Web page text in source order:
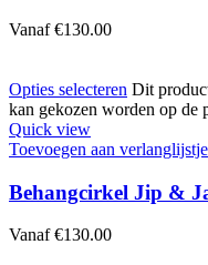
Vanaf €130.00
Opties selecteren Dit
kan gekozen worden op de
Quick view
Toevoegen aan verlanglijstje
Behangcirkel Jip &
Vanaf €130.00